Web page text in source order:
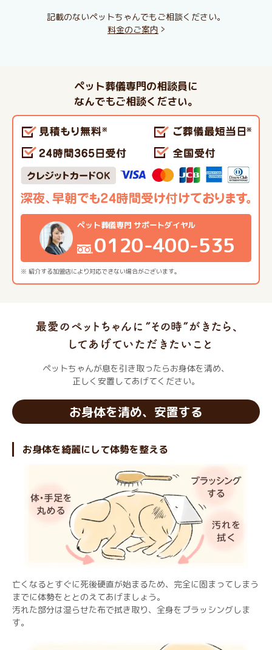
記載のないペットちゃんでもご相談ください。
料金のご案内
ペット葬儀専門の相談員に
なんでもご相談ください。
※ 紹介する加盟店により対応できない場合がございます。
ペット葬儀専門 サポートダイヤル
0120-400-535
ペットちゃんが息を引き取ったらお身体を清め、
正しく安置してあげてください。
お身体を清め、安置する
お身体を綺麗にして体勢を整える
亡くなるとすぐに死後硬直が始まるため、完全に固まってしまう
までに体勢をととのえてあげましょう。
汚れた部分は湿らせた布で拭き取り、全身をブラッシングしま
す。